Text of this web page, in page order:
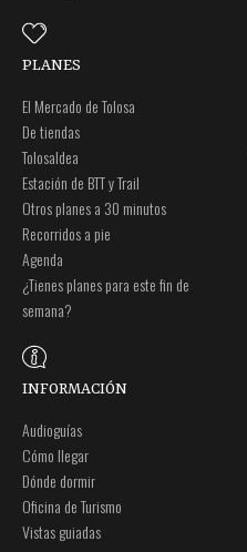
PLANES
El Mercado de Tolosa
De tiendas
Tolosaldea
Estación de BTT y Trail
Otros planes a 30 minutos
Recorridos a pie
Agenda
¿Tienes planes para este fin de
semana?
INFORMACIÓN
Audioguías
Cómo llegar
Dónde dormir
Oficina de Turismo
Vistas guiadas